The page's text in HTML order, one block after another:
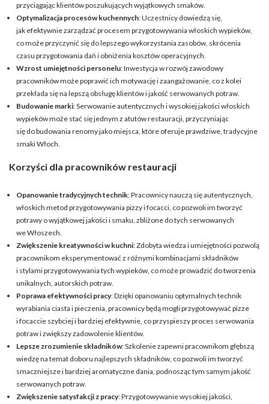
przyciągając klientów poszukujących wyjątkowych smaków.
Optymalizacja procesów kuchennych: Uczestnicy dowiedzą się,
jak efektywnie zarządzać procesem przygotowywania włoskich wypieków,
co może przyczynić się do lepszego wykorzystania zasobów, skrócenia
czasu przygotowania dań i obniżenia kosztów operacyjnych.
Wzrost umiejętności personelu: Inwestycja w rozwój zawodowy
pracowników może poprawić ich motywację i zaangażowanie, co z kolei
przekłada się na lepszą obsługę klientów i jakość serwowanych potraw.
Budowanie marki: Serwowanie autentycznych i wysokiej jakości włoskich
wypieków może stać się jednym z atutów restauracji, przyczyniając
się do budowania renomy jako miejsca, które oferuje prawdziwe, tradycyjne
smaki Włoch.
Korzyści dla pracowników restauracji
Opanowanie tradycyjnych technik: Pracownicy nauczą się autentycznych,
włoskich metod przygotowywania pizzy i focacci, co pozwoli im tworzyć
potrawy o wyjątkowej jakości i smaku, zbliżone do tych serwowanych
we Włoszech.
Zwiększenie kreatywności w kuchni: Zdobyta wiedza i umiejętności pozwolą
pracownikom eksperymentować z różnymi kombinacjami składników
i stylami przygotowywania tych wypieków, co może prowadzić do tworzenia
unikalnych, autorskich potraw.
Poprawa efektywności pracy: Dzięki opanowaniu optymalnych technik
wyrabiania ciasta i pieczenia, pracownicy będą mogli przygotowywać pizze
i focaccie szybciej i bardziej efektywnie, co przyspieszy proces serwowania
potraw i zwiększy zadowolenie klientów.
Lepsze zrozumienie składników: Szkolenie zapewni pracownikom głębszą
wiedzę na temat doboru najlepszych składników, co pozwoli im tworzyć
smaczniejsze i bardziej aromatyczne dania, podnosząc tym samym jakość
serwowanych potraw.
Zwiększenie satysfakcji z pracy: Przygotowywanie wysokiej jakości,